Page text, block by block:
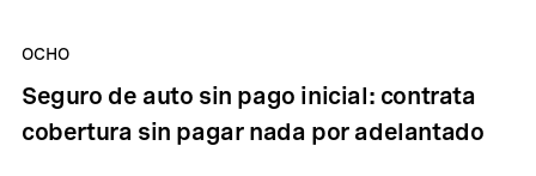
OCHO
Seguro de auto sin pago inicial: contrata
cobertura sin pagar nada por adelantado